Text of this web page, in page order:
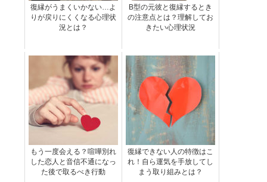
復縁がうまくいかない…よ
りが戻りにくくなる心理状
況とは？
B型の元彼と復縁するとき
の注意点とは？理解してお
きたい心理状況
もう一度会える？喧嘩別れ
した恋人と音信不通になっ
た後で取るべき行動
復縁できない人の特徴はこ
れ！自ら運気を手放してし
まう取り組みとは？